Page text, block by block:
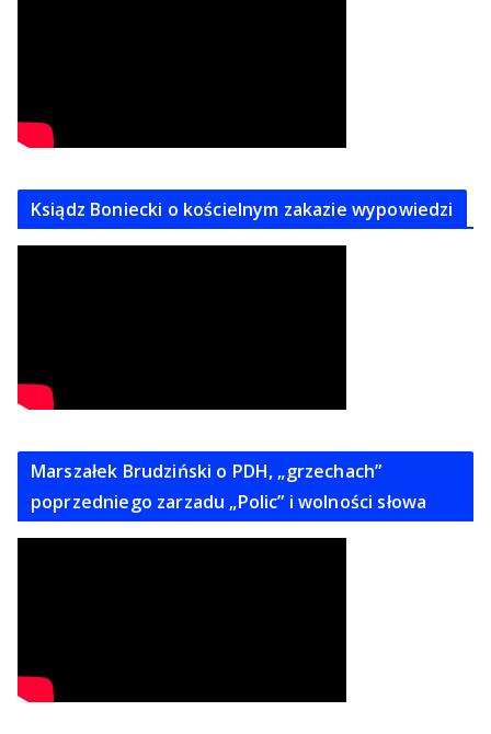
Ksiądz Boniecki o kościelnym zakazie wypowiedzi
Marszałek Brudziński o PDH, „grzechach”
poprzedniego zarzadu „Polic” i wolności słowa